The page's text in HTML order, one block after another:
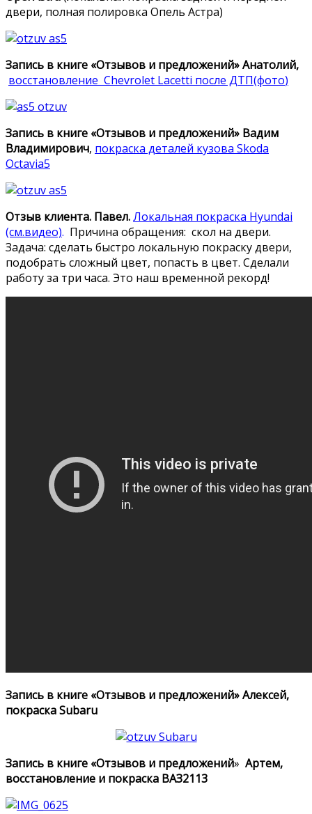
двери, полная полировка Опель Астра)
Запись в книге «Отзывов и предложений» Анатолий,
восстановление Chevrolet Lacetti после ДТП(фото)
Запись в книге «Отзывов и предложений» Вадим
Владимирович, покраска деталей кузова Skoda
Octavia5
Отзыв клиента. Павел.Локальная покраска Hyundai
(см.видео). Причина обращения: скол на двери.
Задача: сделать быстро локальную покраску двери,
подобрать сложный цвет, попасть в цвет. Сделали
работу за три часа. Это наш временной рекорд!
Запись в книге «Отзывов и предложений» Алексей,
покраска Subaru
Запись в книге «Отзывов и предложений» Артем,
восстановление и покраска ВАЗ2113